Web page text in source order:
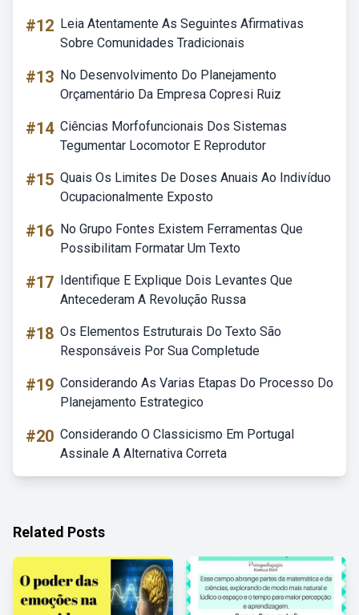
#12 Leia Atentamente As Seguintes Afirmativas
Sobre Comunidades Tradicionais
#13 No Desenvolvimento Do Planejamento
Orçamentário Da Empresa Copresi Ruiz
#14 Ciências Morfofuncionais Dos Sistemas
Tegumentar Locomotor E Reprodutor
#15 Quais Os Limites De Doses Anuais Ao Indivíduo
Ocupacionalmente Exposto
#16 No Grupo Fontes Existem Ferramentas Que
Possibilitam Formatar Um Texto
#17 Identifique E Explique Dois Levantes Que
Antecederam A Revolução Russa
#18 Os Elementos Estruturais Do Texto São
Responsáveis Por Sua Completude
#19 Considerando As Varias Etapas Do Processo Do
Planejamento Estrategico
#20 Considerando O Classicismo Em Portugal
Assinale A Alternativa Correta
Related Posts